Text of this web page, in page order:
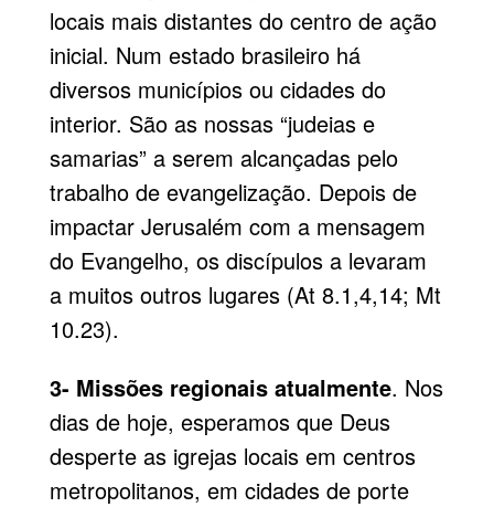
locais mais distantes do centro de ação
inicial. Num estado brasileiro há
diversos municípios ou cidades do
interior. São as nossas “judeias e
samarias” a serem alcançadas pelo
trabalho de evangeliza­ção. Depois de
impactar Jerusalém com a mensagem
do Evangelho, os discípulos a levaram
a muitos outros lugares (At 8.1,4,14; Mt
10.23).
3- Missões regionais atualmente. Nos
dias de hoje, esperamos que Deus
desperte as igrejas locais em centros
metropolitanos, em cidades de porte